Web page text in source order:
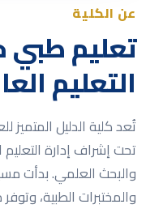
عن الكلية
تعليم طبي
التعليم
تُعد كلية الدليل
تحت إشراف إدارة التعليم
والبحث العلمي. بدأت
والمختبرات الطبية،